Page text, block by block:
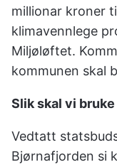
millionar kroner
klimavennlege
Miljøløftet.
kommunen skal
Slik skal vi
Vedtatt
Bjørnafjorden si